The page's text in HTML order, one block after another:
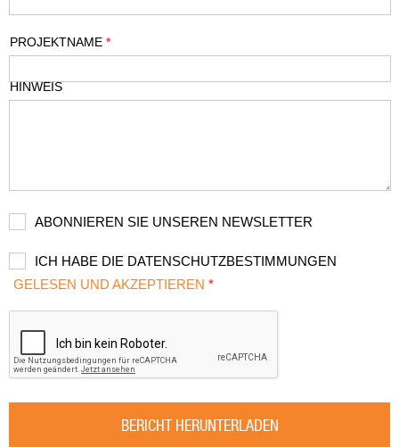
PROJEKTNAME *
HINWEIS
ABONNIEREN SIE UNSEREN NEWSLETTER
ICH HABE DIE DATENSCHUTZBESTIMMUNGEN
GELESEN UND AKZEPTIEREN *
BERICHT HERUNTERLADEN